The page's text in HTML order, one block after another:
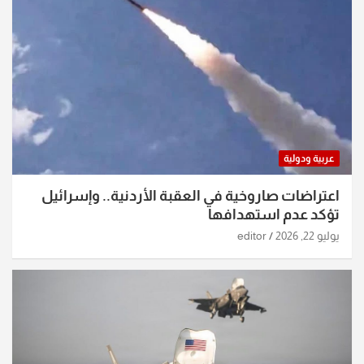
عربية ودولية
اعتراضات صاروخية في العقبة الأردنية.. وإسرائيل
تؤكد عدم استهدافها
يوليو 22, 2026 editor